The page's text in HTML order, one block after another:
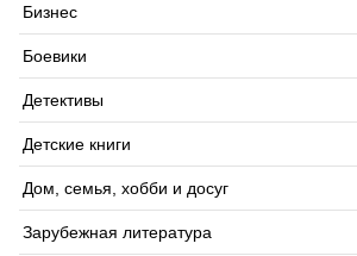
Бизнес
Боевики
Детективы
Детские книги
Дом, семья, хобби и досуг
Зарубежная литература